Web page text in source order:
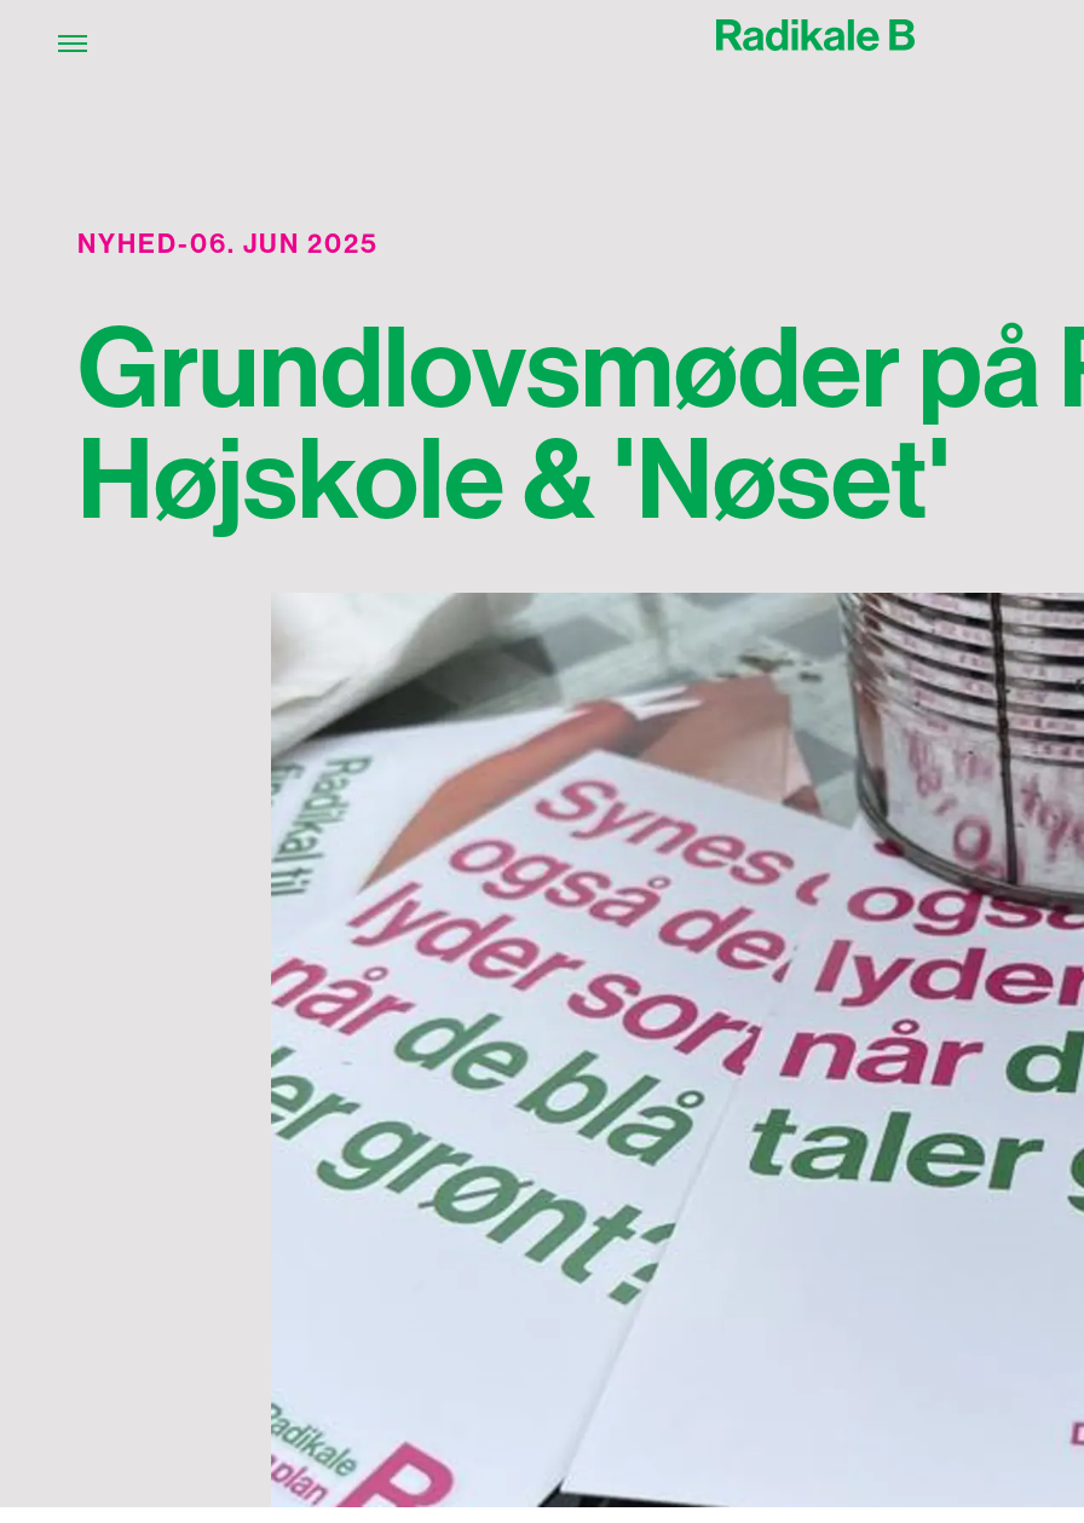
NYHED-06. JUN 2025
Grundlovsmøder på
Højskole & 'Nøset'